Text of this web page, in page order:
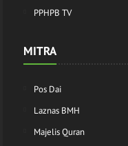
PPHPB TV
MITRA
Pos Dai
Laznas BMH
Majelis Quran